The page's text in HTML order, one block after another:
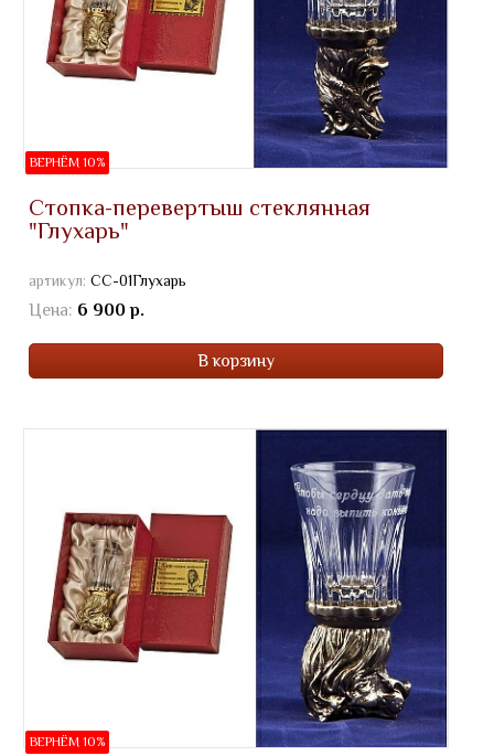
ВЕРНЁМ 10%
Стопка-перевертыш стеклянная
"Глухарь"
артикул: СС-01Глухарь
Цена: 6 900 р.
В корзину
ВЕРНЁМ 10%